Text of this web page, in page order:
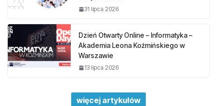
31 lipca 2026
Dzień Otwarty Online – Informatyka –
Akademia Leona Koźmińskiego w
Warszawie
13 lipca 2026
więcej artykułów